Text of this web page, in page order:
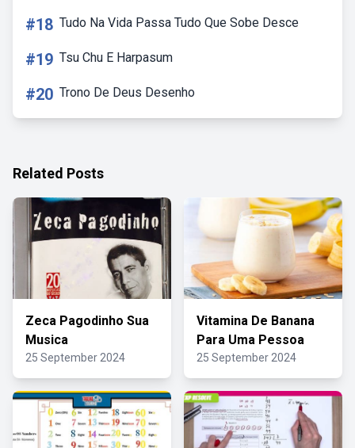
#18 Tudo Na Vida Passa Tudo Que Sobe Desce
#19 Tsu Chu E Harpasum
#20 Trono De Deus Desenho
Related Posts
Zeca Pagodinho Sua
Musica
25 September 2024
Vitamina De Banana
Para Uma Pessoa
25 September 2024